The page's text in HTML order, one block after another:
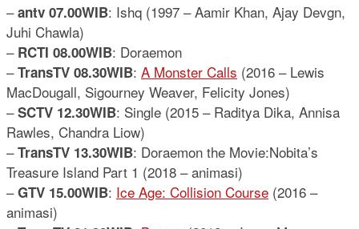
–antv 07.00WIB: Ishq (1997 – Aamir Khan, Ajay Devgn,
Juhi Chawla)
– RCTI 08.00WIB: Doraemon
–TransTV 08.30WIB: A Monster Calls (2016 – Lewis
MacDougall, Sigourney Weaver, Felicity Jones)
–SCTV 12.30WIB: Single (2015 – Raditya Dika, Annisa
Rawles, Chandra Liow)
–TransTV 13.30WIB: Doraemon the Movie:Nobita’s
Treasure Island Part 1 (2018 – animasi)
–GTV 15.00WIB: Ice Age: Collision Course (2016 –
animasi)